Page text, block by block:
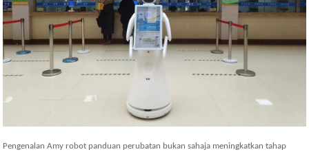
Pengenalan Amyrobot panduan perubatan bukan sahaja meningkatkan tahap